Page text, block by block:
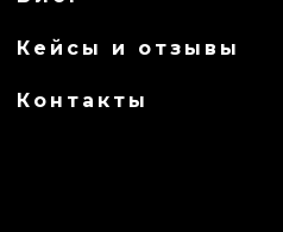
Кейсы и отзывы
Контакты